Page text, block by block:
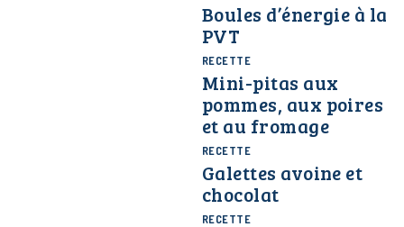
Boules d’énergie à la
PVT
RECETTE
Mini-pitas aux
pommes, aux poires
et au fromage
RECETTE
Galettes avoine et
chocolat
RECETTE